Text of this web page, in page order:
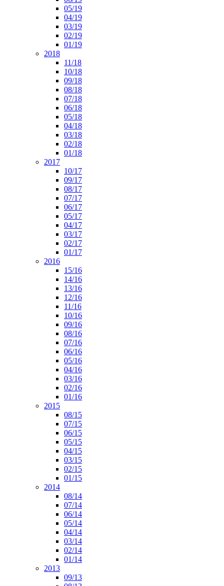
05/19
04/19
03/19
02/19
01/19
2018
11/18
10/18
09/18
08/18
07/18
06/18
05/18
04/18
03/18
02/18
01/18
2017
10/17
09/17
08/17
07/17
06/17
05/17
04/17
03/17
02/17
01/17
2016
15/16
14/16
13/16
12/16
11/16
10/16
09/16
08/16
07/16
06/16
05/16
04/16
03/16
02/16
01/16
2015
08/15
07/15
06/15
05/15
04/15
03/15
02/15
01/15
2014
08/14
07/14
06/14
05/14
04/14
03/14
02/14
01/14
2013
09/13